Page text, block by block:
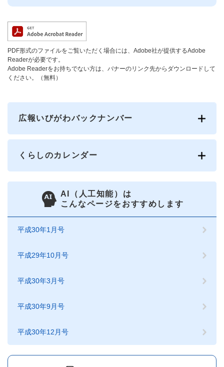
PDF形式のファイルをご覧いただく場合には、Adobe社が提供するAdobe
Readerが必要です。
Adobe Readerをお持ちでない方は、バナーのリンク先からダウンロードして
ください。（無料）
広報いびがわバックナンバー
くらしのカレンダー
AI（人工知能）は
こんなページをおすすめします
平成30年1月号
平成29年10月号
平成30年3月号
平成30年9月号
平成30年12月号